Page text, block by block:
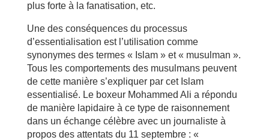
plus forte à la fanatisation, etc.
Une des conséquences du processus
d’essentialisation est l’utilisation comme
synonymes des termes « Islam » et « musulman ».
Tous les comportements des musulmans peuvent
de cette manière s’expliquer par cet Islam
essentialisé. Le boxeur Mohammed Ali a répondu
de manière lapidaire à ce type de raisonnement
dans un échange célèbre avec un journaliste à
propos des attentats du 11 septembre : «